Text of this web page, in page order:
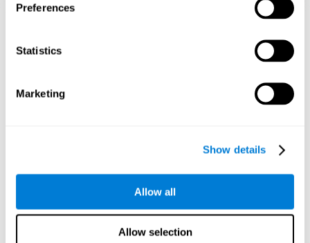
Preferences
Statistics
Marketing
Show details
Allow all
Allow selection
إسقاط رسومي توجيهي للشبكات العصبية بعد 3 أسابيع.
ما يحدث إن لم أدرّب قدراتي المعرفية؟
تمّ تصميم دماغنا لتوفير الموارد، لذلك يحذف الاتصالات غير المستخمة.
هكذا، إن لم نستخدم مهارة معرفية، لا يعطي الدماغ موارد لهذا نمط
التنشيط العصبي ويصبحه ضعيفاً. إنّه يجعلنا أقل مهارة لاستخدام الوظيفة
ألعاب الموصى بها